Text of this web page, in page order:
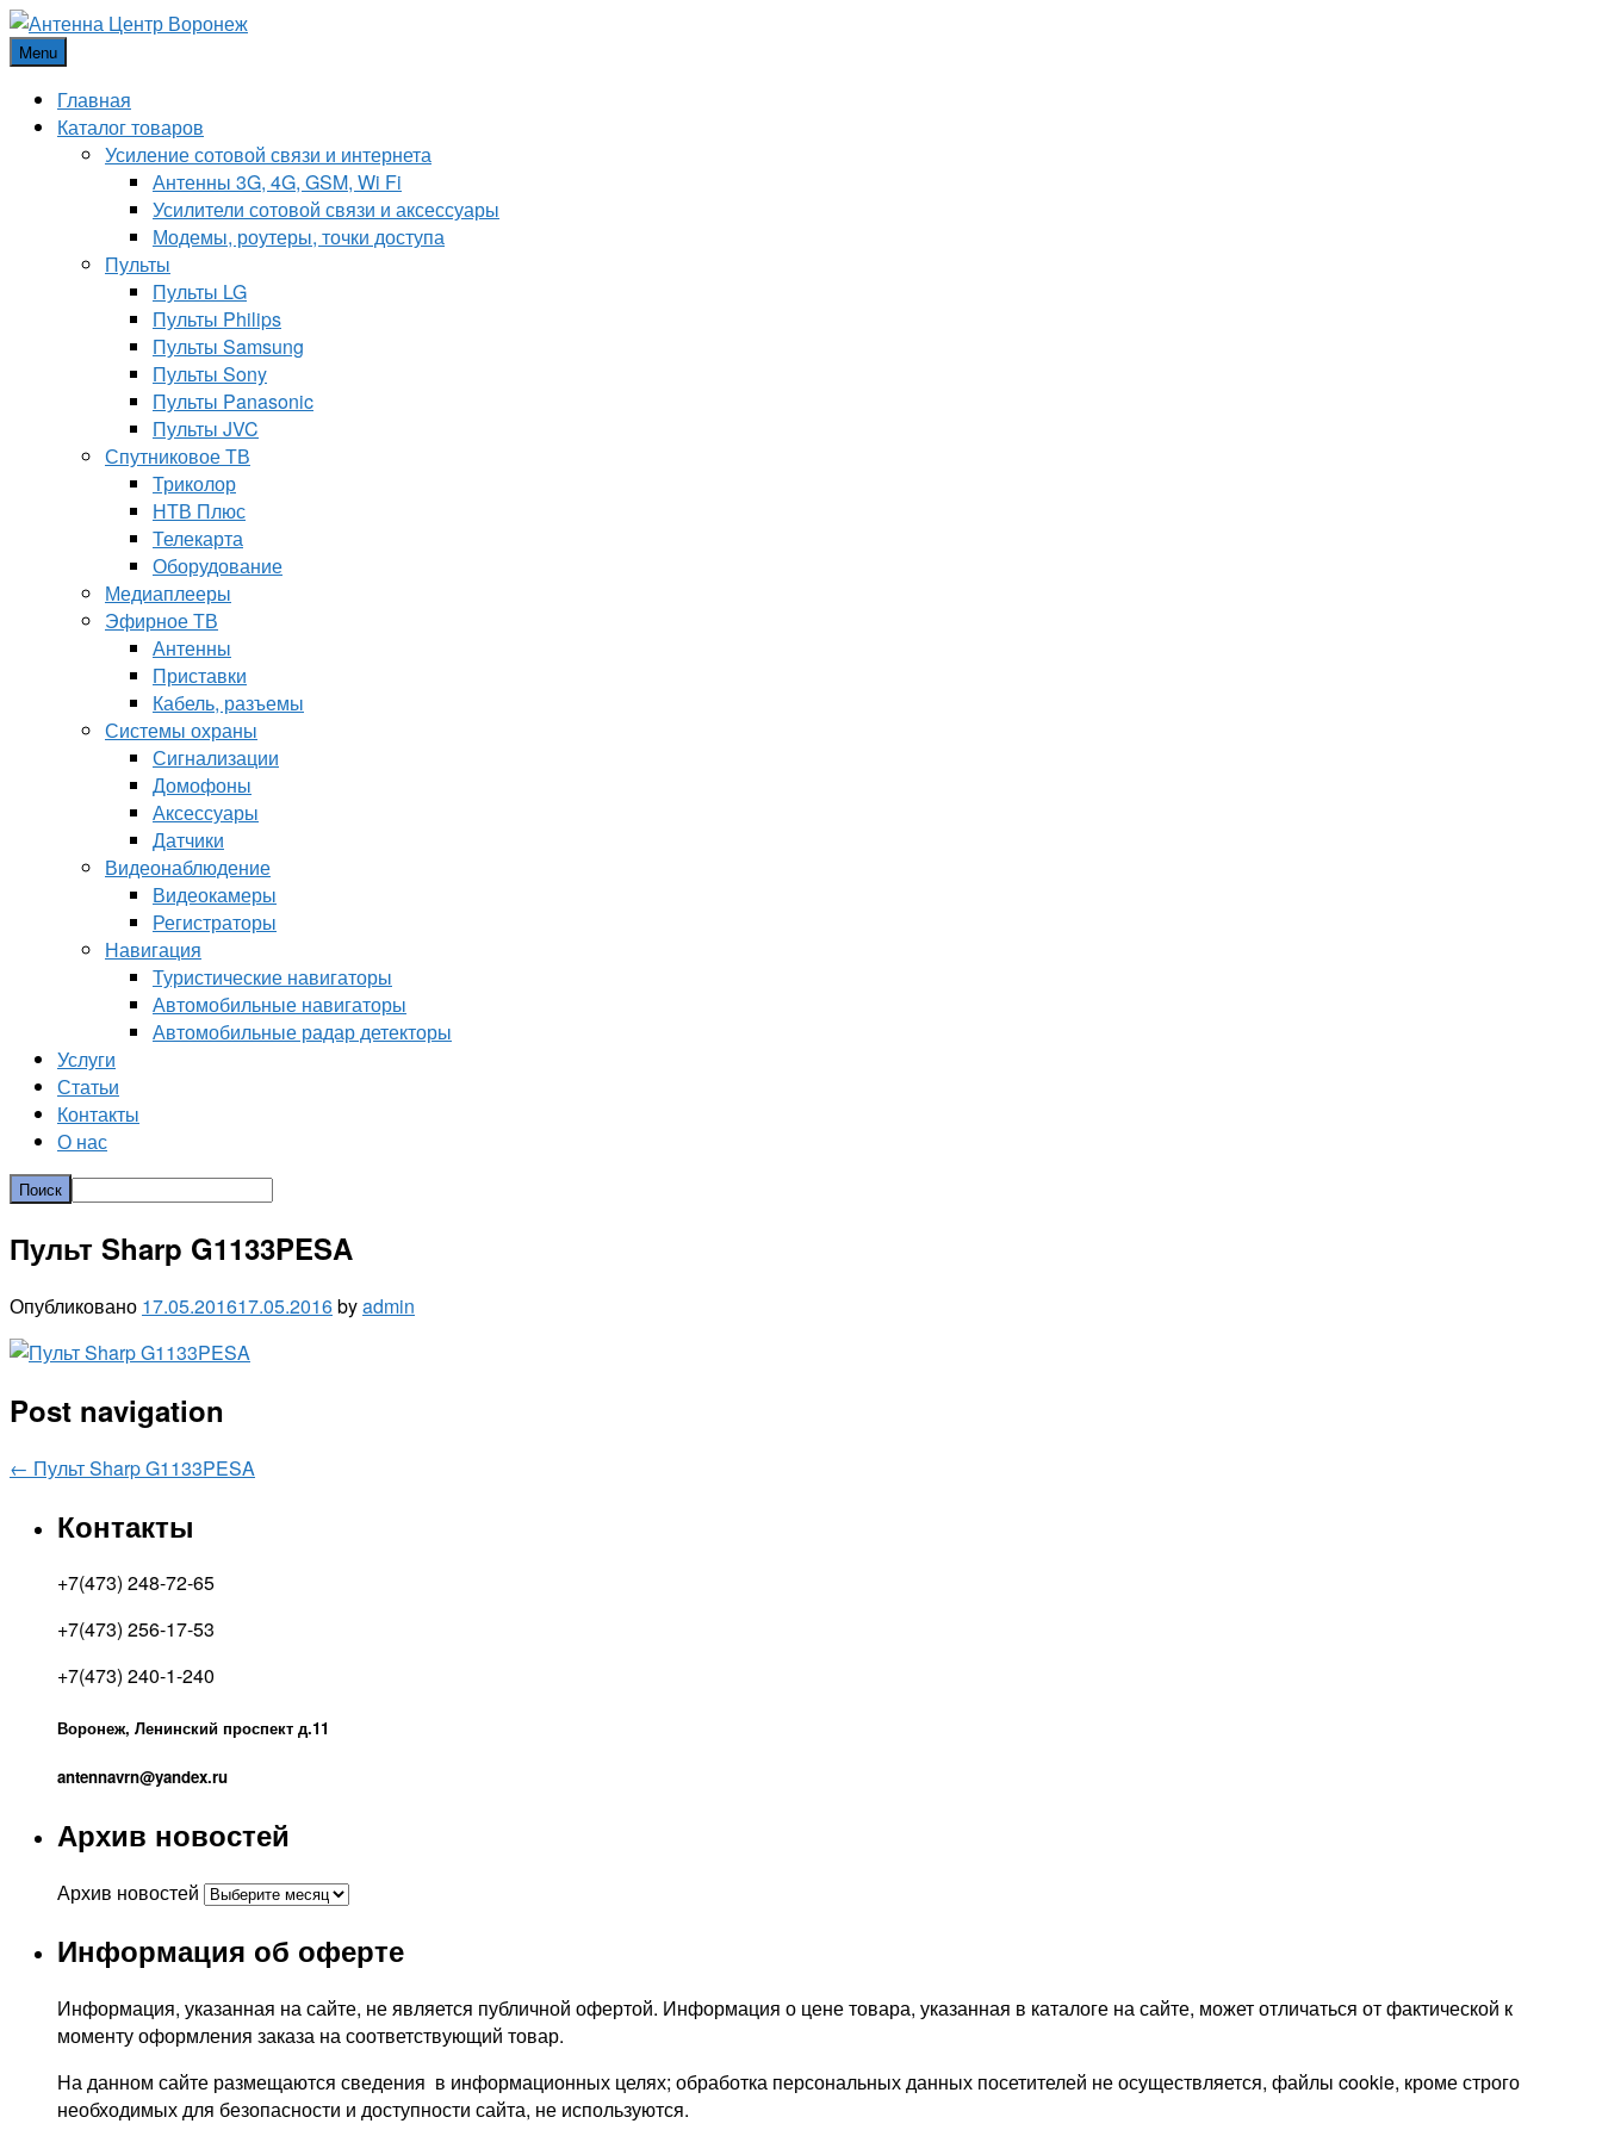
Menu
Главная
Каталог товаров
Усиление сотовой связи и интернета
Антенны 3G, 4G, GSM, Wi Fi
Усилители сотовой связи и аксессуары
Модемы, роутеры, точки доступа
Пульты
Пульты LG
Пульты Philips
Пульты Samsung
Пульты Sony
Пульты Panasonic
Пульты JVC
Спутниковое ТВ
Триколор
НТВ Плюс
Телекарта
Оборудование
Медиаплееры
Эфирное ТВ
Антенны
Приставки
Кабель, разъемы
Системы охраны
Сигнализации
Домофоны
Аксессуары
Датчики
Видеонаблюдение
Видеокамеры
Регистраторы
Навигация
Туристические навигаторы
Автомобильные навигаторы
Автомобильные радар детекторы
Услуги
Статьи
Контакты
О нас
Пульт Sharp G1133PESA
Опубликовано 17.05.201617.05.2016byadmin
Post navigation
← Пульт Sharp G1133PESA
Контакты
+7(473) 248-72-65
+7(473) 256-17-53
+7(473) 240-1-240
Воронеж, Ленинский проспект д.11
antennavrn@yandex.ru
Архив новостей
Архив новостей
Информация об оферте
Информация, указанная на сайте, не является публичной офертой. Информация о цене товара, указанная в каталоге на сайте, может отличаться от фактической к
моменту оформления заказа на соответствующий товар.
На данном сайте размещаются сведения в информационных целях; обработка персональных данных посетителей не осуществляется, файлы cookie, кроме строго
необходимых для безопасности и доступности сайта, не используются.